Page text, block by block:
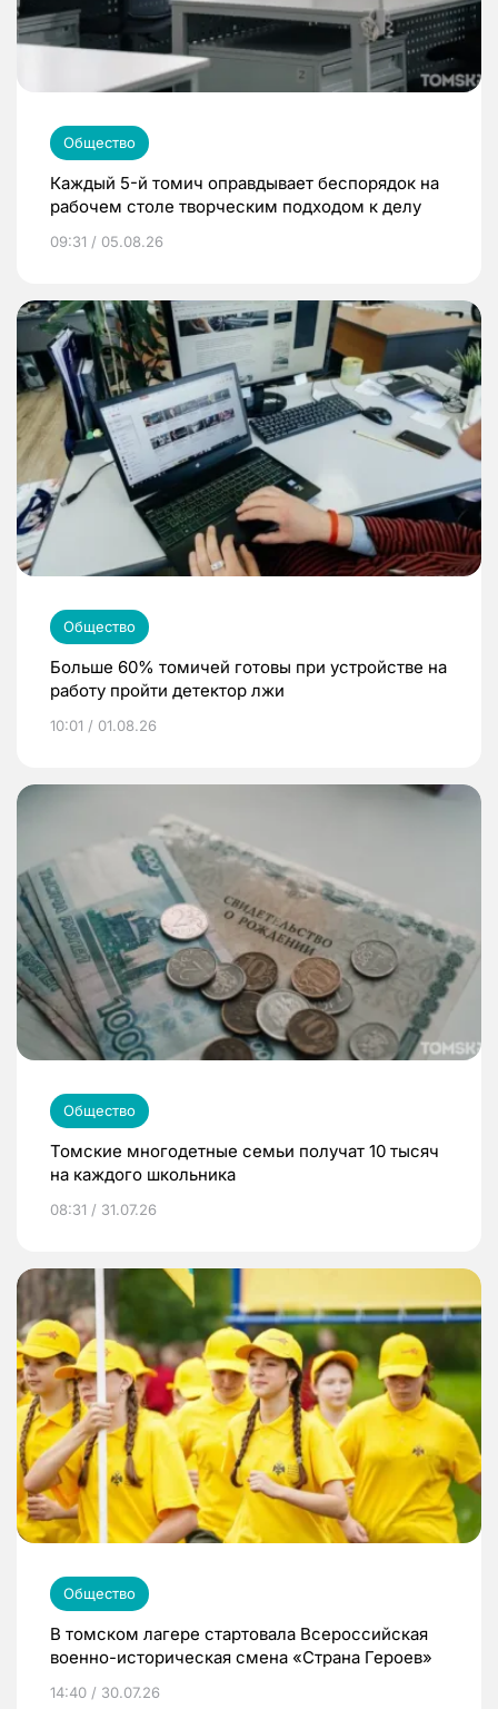
Общество
Каждый 5-й томич оправдывает беспорядок на
рабочем столе творческим подходом к делу
09:31 / 05.08.26
Общество
Больше 60% томичей готовы при устройстве на
работу пройти детектор лжи
10:01 / 01.08.26
Общество
Томские многодетные семьи получат 10 тысяч
на каждого школьника
08:31 / 31.07.26
Общество
В томском лагере стартовала Всероссийская
военно-историческая смена «Страна Героев»
14:40 / 30.07.26